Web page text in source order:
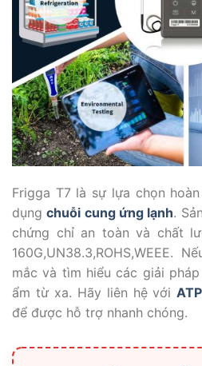
Frigga T7 là sự lựa chọn
dụng chuỗi cung ứng lạnh.
chứng chỉ an toàn và chất
160G,UN38.3,ROHS,WEEE.
mắc và tìm hiểu các giải
ẩm từ xa. Hãy liên hệ với
để được hỗ trợ nhanh chóng.